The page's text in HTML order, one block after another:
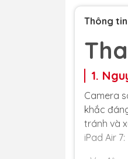
Thông
1.
Camera
khắc
tránh và
iPad Air 7: